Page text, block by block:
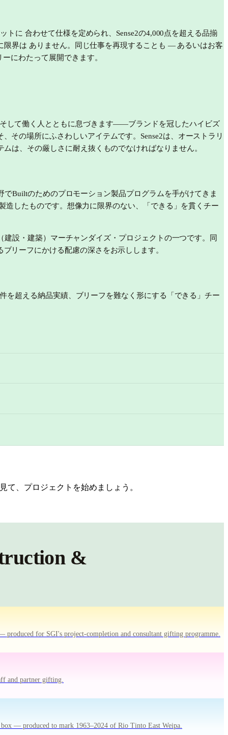
に 合わせて仕様を定められ、Sense2の4,000点を超える品揃
界は ありません。同じ仕事を再現することも — あるいはお客
にわたって展開できます。
して働く人とともに息づきます——ブランドを冠したハイビズ
その場所にふさわしいアイテムです。Sense2は、オーストラリ
は、その厳しさに耐え抜くものでなければなりません。
Builtのためのプロモーション製品プログラムを手がけてきま
造したものです。想像力に限界のない、「できる」を貫くチー
設・建築）マーチャンダイズ・プロジェクトの一つです。同
リーフにかける配慮の深さをお示しします。
超える納品実績、ブリーフを難なく形にする「できる」チー
、プロジェクトを始めましょう。
&
for SGI's project-completion and consultant gifting programme.
and partner gifting.
— produced to mark 1963–2024 of Rio Tinto East Weipa.